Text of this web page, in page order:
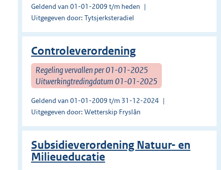
Geldend van 01-01-2009 t/m heden
Uitgegeven door: Tytsjerksteradiel
Controleverordening
Regeling vervallen per 01-01-2025
Uitwerkingtredingdatum 01-01-2025
Geldend van 01-01-2009 t/m 31-12-2024
Uitgegeven door: Wetterskip Fryslân
Subsidieverordening Natuur- en
Milieueducatie